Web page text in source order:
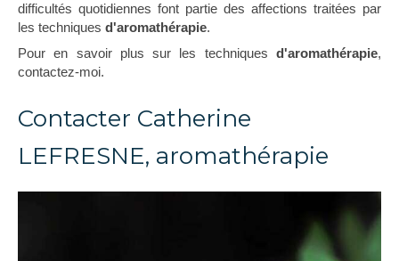
difficultés quotidiennes font partie des affections traitées par
les techniques d'aromathérapie.
Pour en savoir plus sur les techniques d'aromathérapie,
contactez-moi.
Contacter Catherine
LEFRESNE, aromathérapie